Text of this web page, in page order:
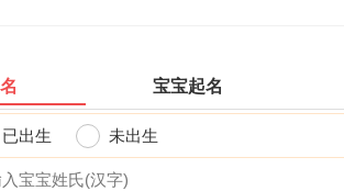
宝宝起名
已出生 未出生